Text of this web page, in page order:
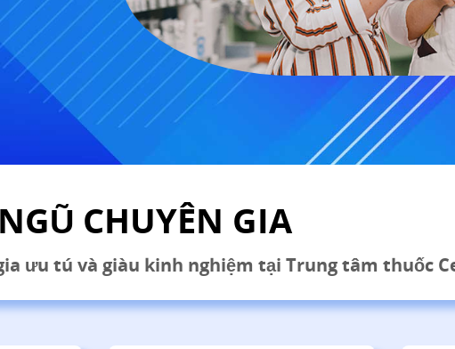
CHUYÊN GIA
ưu tú và giàu kinh nghiệm tại Trung tâm thuốc